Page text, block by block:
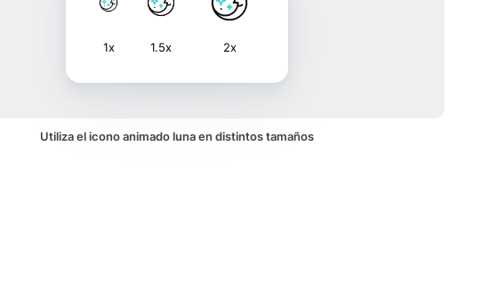
1x 1.5x 2x
Utiliza el icono animado luna en distintos tamaños